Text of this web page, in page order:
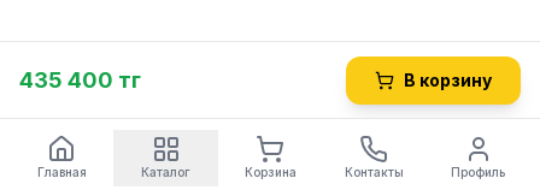
435 400 тг В корзину
Главная Каталог Корзина Контакты Профиль